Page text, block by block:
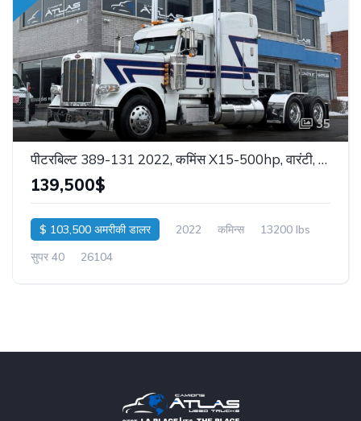
35
पीटरबिल्ट 389-131 2022, कमिंस X15-500hp, वारंटी, 13.2 x सुपर 40, स्टॉक: 26104
139,500$
$ 103,500 अमरीकी डालर 2022 कमिन्स
13200 lbs
सुपर 40
26104